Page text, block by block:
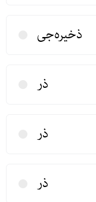
ذخیره‌جی
ذر
ذر
ذر